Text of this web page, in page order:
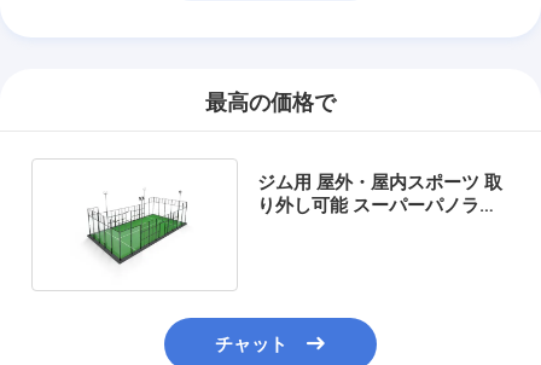
最高の価格で
ジム用 屋外・屋内スポーツ 取
り外し可能 スーパーパノラマ
チャット